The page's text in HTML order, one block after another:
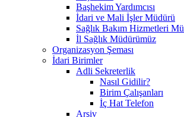
Başhekim Yardımcısı
İdari ve Mali İşler Müdürü
Sağlık Bakım Hizmetleri
İl Sağlık Müdürümüz
Organizasyon Şeması
İdari Birimler
Adli Sekreterlik
Nasıl Gidilir?
Birim Çalışanları
İç Hat Telefon
Arşiv